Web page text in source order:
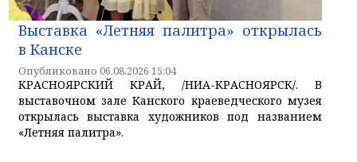
Выставка «Летняя палитра» открылась
в Канске
Опубликовано 06.08.2026 15:04
КРАСНОЯРСКИЙ КРАЙ, /НИА-КРАСНОЯРСК/. В
выставочном зале Канского краеведческого музея
открылась выставка художников под названием
«Летняя палитра».